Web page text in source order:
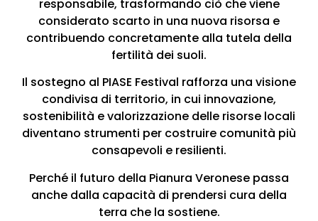
responsabile, trasformando ciò che viene
considerato scarto in una nuova risorsa e
contribuendo concretamente alla tutela della
fertilità dei suoli.
Il sostegno al PIASE Festival rafforza una visione
condivisa di territorio, in cui innovazione,
sostenibilità e valorizzazione delle risorse locali
diventano strumenti per costruire comunità più
consapevoli e resilienti.
Perché il futuro della Pianura Veronese passa
anche dalla capacità di prendersi cura della
terra che la sostiene.